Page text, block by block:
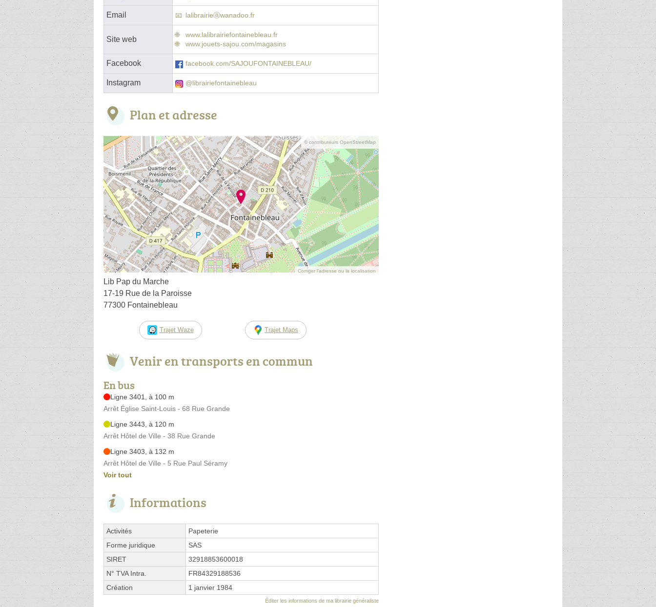
Email lalibrairieⓐwanadoo.fr
Site web
www.lalibrairiefontainebleau.fr
www.jouets-sajou.com/magasins
Facebook facebook.com/SAJOUFONTAINEBLEAU/
Instagram @librairiefontainebleau
Plan et adresse
© contributeurs OpenStreetMap
Corriger l’adresse ou la localisation
Lib Pap du Marche
17-19 Rue de la Paroisse
77300 Fontainebleau
Trajet Waze Trajet Maps
Venir en transports en commun
En bus
Ligne 3401, à 100 m
Arrêt Église Saint-Louis - 68 Rue Grande
Ligne 3443, à 120 m
Arrêt Hôtel de Ville - 38 Rue Grande
Ligne 3403, à 132 m
Arrêt Hôtel de Ville - 5 Rue Paul Séramy
Voir tout
Informations
Activités
Papeterie
Forme juridique
SAS
SIRET
32918853600018
N° TVA Intra.
FR84329188536
Création
1 janvier 1984
Éditer les informations de ma librairie généraliste